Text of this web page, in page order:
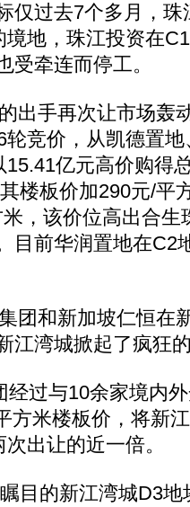
过去7个多月，珠
境地，珠江投资在
受牵连而停工。
手再次让市场轰
竞价，从凯德置
15.41亿元高价购得
楼板价加290元/平
，该价位高出合生
目前华润置地在C2
和新加坡仁恒在
江湾城掀起了疯狂
过与10余家境内外
方米楼板价，将新
出让的近一倍。
的新江湾城D3地